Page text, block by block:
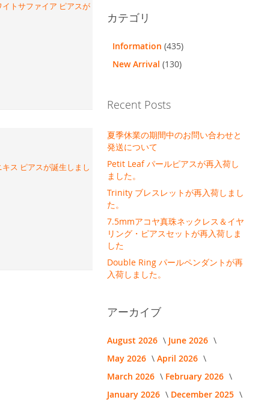
トサファイア ピアスが
ス ピアスが誕生しまし
カテゴリ
Information(435)
New Arrival(130)
Recent Posts
夏季休業の期間中のお問い合わせと
発送について
Petit Leaf パールピアスが再入荷し
ました。
Trinity ブレスレットが再入荷しまし
た。
7.5mmアコヤ真珠ネックレス＆イヤ
リング・ピアスセットが再入荷しま
した
Double Ring パールペンダントが再
入荷しました。
アーカイブ
August 2026
June 2026
May 2026
April 2026
March 2026
February 2026
January 2026
December 2025